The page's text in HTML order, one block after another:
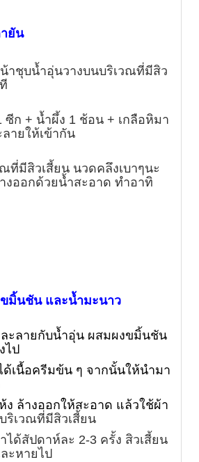
ยัน
น้าชุบน้ำอุ่นวางบนบริเวณที่มีสิว
ซีก + น้ำผึ้ง 1 ช้อน + เกลือหิมา
ลายให้เข้ากัน
ที่มีสิวเสี้ยน นวดคลึงเบาๆนะ
งออกด้วยน้ำสะอาด ทำอาทิ
มิ้นชัน และน้ำมะนาว
ะลายกับน้ำอุ่น ผสมผงขมิ้นชัน
ไป
ด้เนื้อครีมข้น ๆ จากนั้นให้นำมา
ง ล้างออกให้สะอาด แล้วใช้ผ้า
บริเวณที่มีสิวเสี้ยน
ได้สัปดาห์ละ 2-3 ครั้ง สิวเสี้ยน
ะหายไป